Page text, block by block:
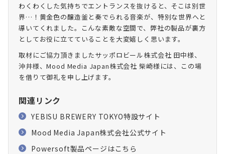
わくわくした気持ちでエントランスを抜けると、そこは別世
界…！黄金色の醸造釜と奏でられる音楽が、特別な世界へと
導いてくれました。こんな素敵な空間で、弊社の製品が裏方
としてお役に立てていることを大変嬉しく思います。
取材にご協力頂きましたサッポロビール株式会社 田中様、
沖井様、Mood Media Japan株式会社 柴崎様には、この場
を借りて御礼を申し上げます。
関連リンク
YEBISU BREWERY TOKYO特設サイト
Mood Media Japan株式会社公式サイト
Powersoft製品ページはこちら